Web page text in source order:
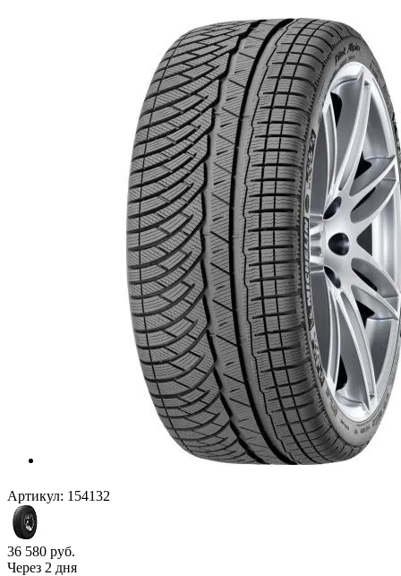
Артикул: 154132
36 580 руб.
Через 2 дня